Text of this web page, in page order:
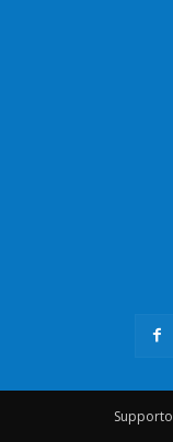
Supporto